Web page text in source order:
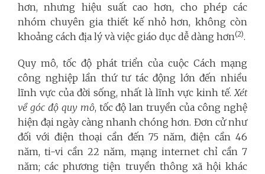
hơn, nhưng hiệu suất cao hơn, cho phép các
nhóm chuyên gia thiết kế nhỏ hơn, không còn
khoảng cách địa lý và việc giáo dục dễ dàng hơn(2).
Quy mô, tốc độ phát triển của cuộc Cách mạng
công nghiệp lần thứ tư tác động lớn đến nhiều
lĩnh vực của đời sống, nhất là lĩnh vực kinh tế. Xét
về góc độquy mô, tốc độ lan truyền của công nghệ
hiện đại ngày càng nhanh chóng hơn. Đơn cử như
đối với điện thoại cần đến 75 năm, điện cần 46
năm, ti-vi cần 22 năm, mạng internet chỉ cần 7
năm; các phương tiện truyền thông xã hội khác